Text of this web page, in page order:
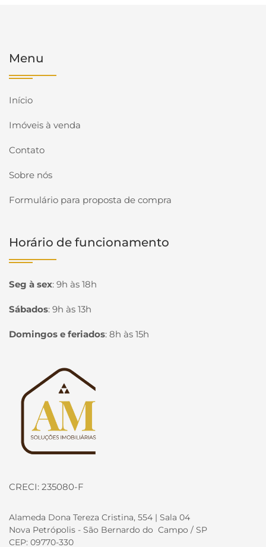
Menu
Início
Imóveis à venda
Contato
Sobre nós
Formulário para proposta de compra
Horário de funcionamento
Seg à sex: 9h às 18h
Sábados: 9h às 13h
Domingos e feriados: 8h às 15h
Página inicial
CRECI: 235080-F
Alameda Dona Tereza Cristina, 554 | Sala 04
Nova Petrópolis - São Bernardo do Campo / SP
CEP: 09770-330